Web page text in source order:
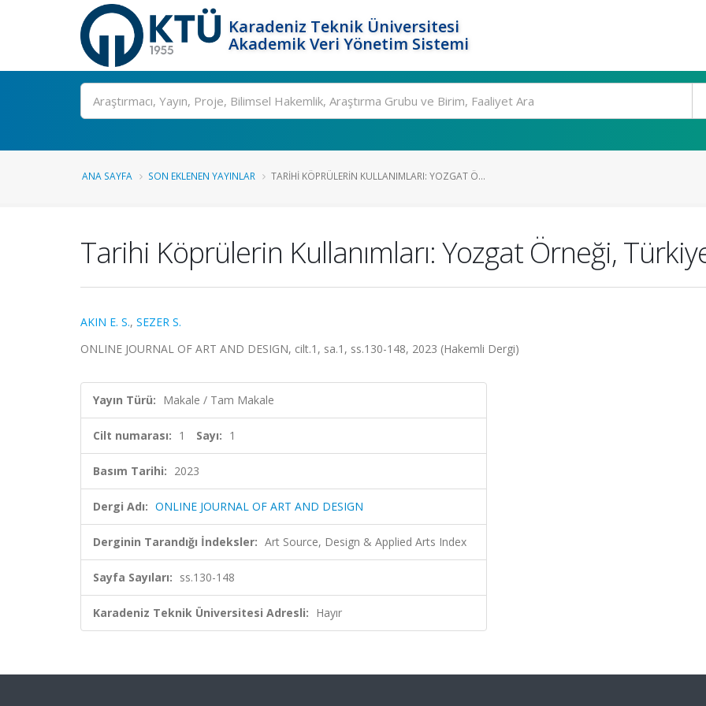
Karadeniz Teknik Üniversitesi
Akademik Veri Yönetim Sistemi
Ara
ANA SAYFA SON EKLENEN YAYINLAR TARIHI KÖPRÜLERIN KULLANIMLARI: YOZGAT Ö...
Tarihi Köprülerin Kullanımları: Yozgat Örneği,
AKIN E. S., SEZER S.
ONLINE JOURNAL OF ART AND DESIGN, cilt.1, sa.1, ss.130-148, 2023 (Hakemli Dergi)
Yayın Türü: Makale / Tam Makale
Cilt numarası: 1 Sayı: 1
Basım Tarihi: 2023
Dergi Adı: ONLINE JOURNAL OF ART AND DESIGN
Derginin Tarandığı İndeksler: Art Source, Design & Applied Arts Index
Sayfa Sayıları: ss.130-148
Karadeniz Teknik Üniversitesi Adresli: Hayır